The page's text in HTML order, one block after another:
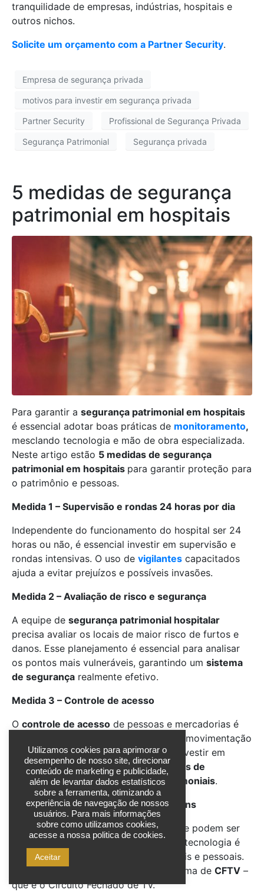
tranquilidade de empresas, indústrias, hospitais e
outros nichos.
Solicite um orçamento com a Partner Security.
Empresa de segurança privada
motivos para investir em segurança privada
Partner Security Profissional de Segurança Privada
Segurança Patrimonial Segurança privada
5 medidas de segurança
patrimonial em hospitais
Para garantir a segurança patrimonial em hospitais
é essencial adotar boas práticas de monitoramento,
mesclando tecnologia e mão de obra especializada.
Neste artigo estão 5 medidas de segurança
patrimonial em hospitais para garantir proteção para
o patrimônio e pessoas.
Medida 1 – Supervisão e rondas 24 horas por dia
Independente do funcionamento do hospital ser 24
horas ou não, é essencial investir em supervisão e
rondas intensivas. O uso de vigilantes capacitados
ajuda a evitar prejuízos e possíveis invasões.
Medida 2 – Avaliação de risco e segurança
A equipe de segurança patrimonial hospitalar
precisa avaliar os locais de maior risco de furtos e
danos. Esse planejamento é essencial para analisar
os pontos mais vulneráveis, garantindo um sistema
de segurança realmente efetivo.
Medida 3 – Controle de acesso
O controle de acesso de pessoas e mercadorias é
essencial e, nos hospitais esse tipo de movimentação
é constante. Para isso, é importante investir em
monitoramentocom o uso decâmeras de
segurança e tambémvigilantes patrimoniais.
Medida 4 – Monitoramento por imagens
Não são todos os pontos e setores que podem ser
vigilância e ronda
. A tecnologia é
essencial para evitar danos patrimoniais e pessoais.
Uma boa alternativa é investir no sistema de CFTV –
que é o Circuito Fechado de TV.
Utilizamos cookies para aprimorar o
desempenho de nosso site, direcionar
conteúdo de marketing e publicidade,
além de levantar dados estatísticos
sobre a ferramenta, otimizando a
experiência de navegação de nossos
usuários. Para mais informações
sobre como utilizamos cookies,
acesse a nossa politica de cookies.
Aceitar